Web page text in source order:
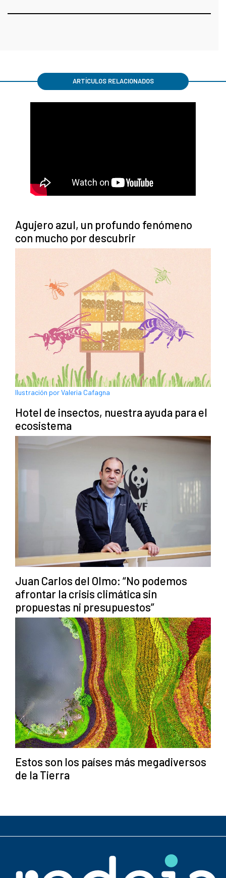
ARTÍCULOS RELACIONADOS
Agujero azul, un profundo fenómeno
con mucho por descubrir
Ilustración por Valeria Cafagna
Hotel de insectos, nuestra ayuda para el
ecosistema
Juan Carlos del Olmo: “No podemos
afrontar la crisis climática sin
propuestas ni presupuestos”
Estos son los países más megadiversos
de la Tierra